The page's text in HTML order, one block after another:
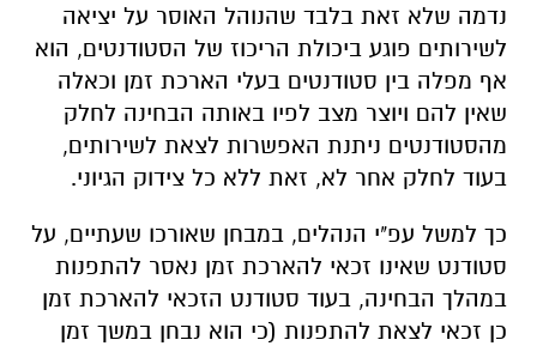
נדמה שלא זאת בלבד שהנוהל האוסר על יציאה
לשירותים פוגע ביכולת הריכוז של הסטודנטים, הוא
אף מפלה בין סטודנטים בעלי הארכת זמן וכאלה
שאין להם ויוצר מצב לפיו באותה הבחינה לחלק
מהסטודנטים ניתנת האפשרות לצאת לשירותים,
בעוד לחלק אחר לא, זאת ללא כל צידוק הגיוני.
כך למשל עפ"י הנהלים, במבחן שאורכו שעתיים, על
סטודנט שאינו זכאי להארכת זמן נאסר להתפנות
במהלך הבחינה, בעוד סטודנט הזכאי להארכת זמן
כן זכאי לצאת להתפנות (כי הוא נבחן במשך זמן